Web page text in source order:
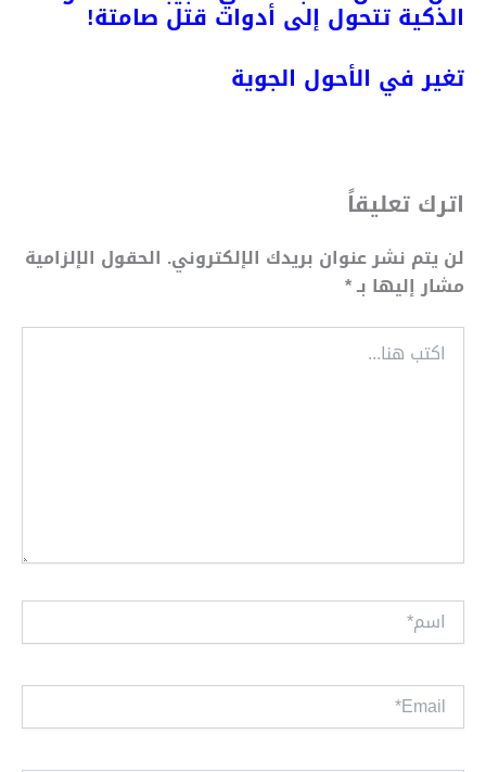
الذكية تتحول إلى أدوات قتل صامتة!
تغير في الأحول الجوية
اترك تعليقاً
لن يتم نشر عنوان بريدك الإلكتروني. الحقول الإلزامية
مشار إليها بـ*
اكتب
هنا...
اسم*
Email*